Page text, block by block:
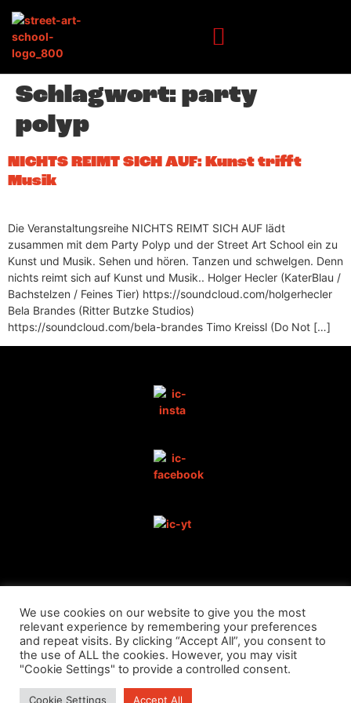
springen
Schlagwort: party
polyp
NICHTS REIMT SICH AUF: Kunst trifft
Musik
Die Veranstaltungsreihe NICHTS REIMT SICH AUF lädt
zusammen mit dem Party Polyp und der Street Art School ein zu
Kunst und Musik. Sehen und hören. Tanzen und schwelgen. Denn
nichts reimt sich auf Kunst und Musik.. Holger Hecler (KaterBlau /
Bachstelzen / Feines Tier) https://soundcloud.com/holgerhecler
Bela Brandes (Ritter Butzke Studios)
https://soundcloud.com/bela-brandes Timo Kreissl (Do Not […]
DATENSCHUTZ
IMPRESSUM
We use cookies on our website to give you the most
relevant experience by remembering your preferences
and repeat visits. By clicking “Accept All”, you consent to
the use of ALL the cookies. However, you may visit
"Cookie Settings" to provide a controlled consent.
Cookie Settings Accept All